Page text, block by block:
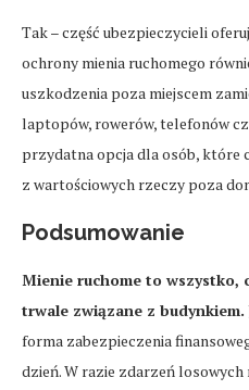
Tak – część ubezpieczycieli
ochrony mienia ruchomego
uszkodzenia poza miejscem
laptopów, rowerów, telefonów
przydatna opcja dla osób, które
z wartościowych rzeczy poza
Podsumowanie
Mienie ruchome to wszystko,
trwale związane z budynkiem.
forma zabezpieczenia
dzień. W razie zdarzeń